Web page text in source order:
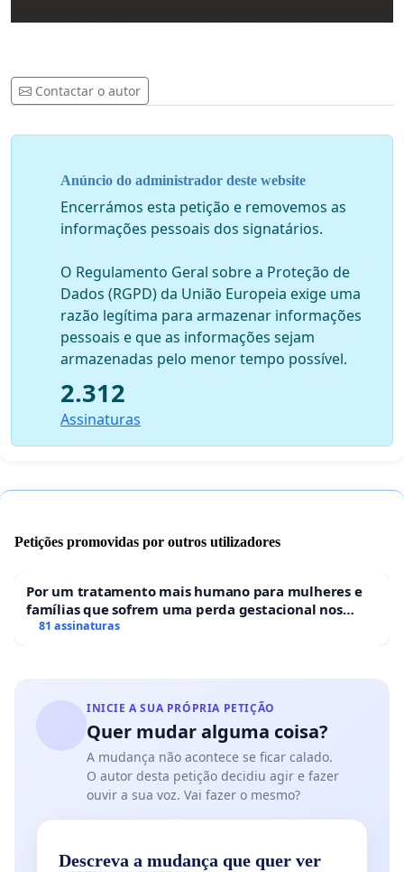
Contactar o autor
Anúncio do administrador deste website
Encerrámos esta petição e removemos as
informações pessoais dos signatários.
O Regulamento Geral sobre a Proteção de
Dados (RGPD) da União Europeia exige uma
razão legítima para armazenar informações
pessoais e que as informações sejam
armazenadas pelo menor tempo possível.
2.312
Assinaturas
Petições promovidas por outros utilizadores
Por um tratamento mais humano para mulheres e
famílias que sofrem uma perda gestacional nos
hospitais portugueses
81 assinaturas
INICIE A SUA PRÓPRIA PETIÇÃO
Quer mudar alguma coisa?
A mudança não acontece se ficar calado.
O autor desta petição decidiu agir e fazer
ouvir a sua voz. Vai fazer o mesmo?
Descreva a mudança que quer ver